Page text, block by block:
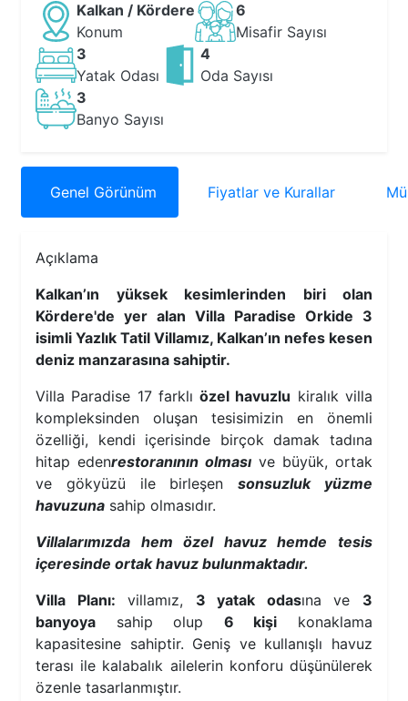
Kalkan / Kördere
Konum
6
Misafir Sayısı
3
Yatak Odası
4
Oda Sayısı
3
Banyo Sayısı
Genel Görünüm Fiyatlar ve Kurallar
Açıklama
Kalkan’ın yüksek kesimlerinden biri olan
Kördere'de yer alan Villa Paradise Orkide 3
isimli Yazlık Tatil Villamız, Kalkan’ın nefes kesen
deniz manzarasına sahiptir.
Villa Paradise 17 farklıözel havuzlu kiralık villa
kompleksinden oluşan tesisimizin en önemli
özelliği, kendi içerisinde birçok damak tadına
hitap edenrestoranının olması ve büyük, ortak
ve gökyüzü ile birleşensonsuzluk yüzme
havuzuna sahip olmasıdır.
Villalarımızda hem özel havuz hemde tesis
içeresinde ortak havuz bulunmaktadır.
Villa Planı: villamız, 3 yatak odasına ve 3
banyoya sahip olup 6 kişi konaklama
kapasitesine sahiptir. Geniş ve kullanışlı havuz
terası ile kalabalık ailelerin konforu düşünülerek
özenle tasarlanmıştır.